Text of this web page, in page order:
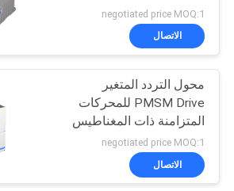
negotiated price MOQ:1
الاتصال
محول التردد المتغير
PMSM Drive للمحركات
المتزامنة ذات المغناطيس
الدائم
negotiated price MOQ:1
الاتصال